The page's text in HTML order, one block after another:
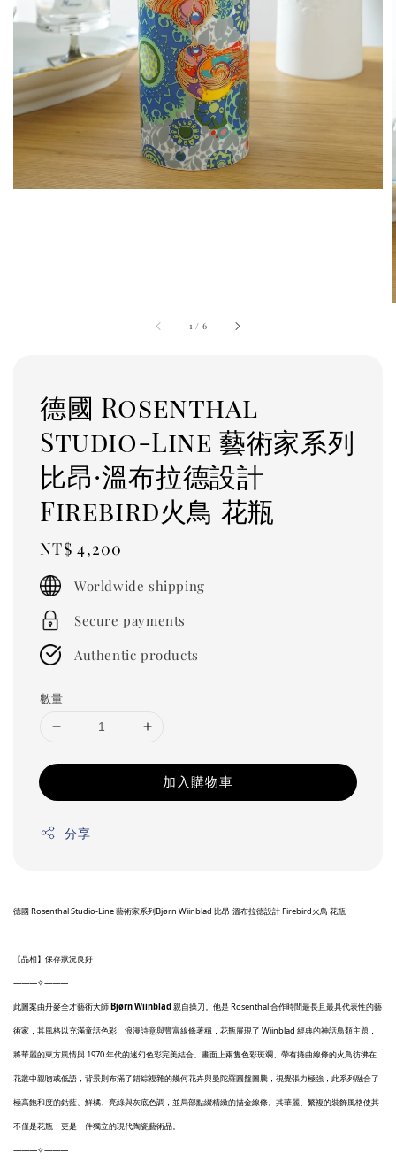
1 / 6
德國 Rosenthal
Studio-Line 藝術家系列
比昂·溫布拉德設計
Firebird火鳥 花瓶
Regular
price
NT$ 4,200
Worldwide shipping
Secure payments
Authentic products
數量
加入購物車
分享
德國 Rosenthal Studio-Line 藝術家系列Bjørn Wiinblad 比昂·溫布拉德設計 Firebird火鳥 花瓶
【品相】保存狀況良好
———✧———
此圖案由丹麥全才藝術大師Bjørn Wiinblad親自操刀。他是 Rosenthal 合作時間最長且最具代表性的藝
術家，其風格以充滿童話色彩、浪漫詩意與豐富線條著稱，花瓶展現了 Wiinblad 經典的神話鳥類主題，
將華麗的東方風情與 1970 年代的迷幻色彩完美結合。畫面上兩隻色彩斑斕、帶有捲曲線條的火鳥彷彿在
花叢中親吻或低語，背景則布滿了錯綜複雜的幾何花卉與曼陀羅圓盤圖騰，視覺張力極強，此系列融合了
極高飽和度的鈷藍、鮮橘、亮綠與灰底色調，並局部點綴精緻的描金線條。其華麗、繁複的裝飾風格使其
不僅是花瓶，更是一件獨立的現代陶瓷藝術品。
———✧———